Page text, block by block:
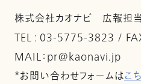
株式会社カオナビ 広報担当
TEL : 03-5775-3823 /
MAIL：pr@kaonavi.jp
*お問い合わせフォームはこ